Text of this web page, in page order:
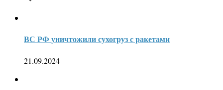
ВС РФ уничтожили сухогруз с ракетами
21.09.2024